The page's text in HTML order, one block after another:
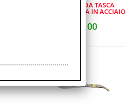
COLTELLO DA TASCA
AUSONIA LAMA IN ACCIAIO
24,00